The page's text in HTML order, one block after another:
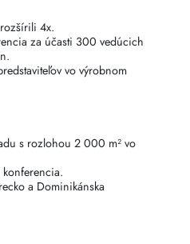
4x.
za účasti 300 vedúcich
vo výrobnom
s rozlohou 2 000 m² vo
a Dominikánska